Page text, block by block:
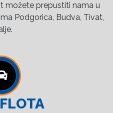
možete prepustiti nama u
Podgorica, Budva, Tivat,